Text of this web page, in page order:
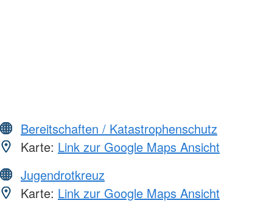
Bereitschaften / Katastrophenschutz
Karte: Link zur Google Maps Ansicht
Jugendrotkreuz
Karte: Link zur Google Maps Ansicht